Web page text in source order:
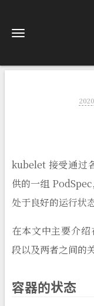
kubelet 接受通过
供的一组
处于良好的运行状态
在本文中主要介
段以及两者之间的关
容器的状态